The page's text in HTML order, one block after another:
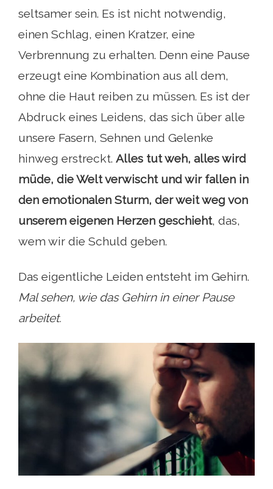
seltsamer sein. Es ist nicht notwendig,
einen Schlag, einen Kratzer, eine
Verbrennung zu erhalten. Denn eine Pause
erzeugt eine Kombination aus all dem,
ohne die Haut reiben zu müssen. Es ist der
Abdruck eines Leidens, das sich über alle
unsere Fasern, Sehnen und Gelenke
hinweg erstreckt. Alles tut weh, alles wird
müde, die Welt verwischt und wir fallen in
den emotionalen Sturm, der weit weg von
unserem eigenen Herzen geschieht, das,
wem wir die Schuld geben.
Das eigentliche Leiden entsteht im Gehirn.
Mal sehen, wie das Gehirn in einer Pause
arbeitet.